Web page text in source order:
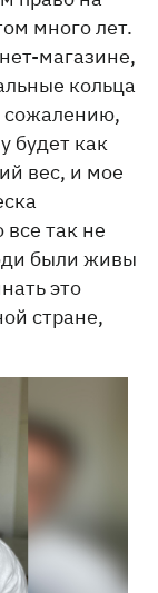
много лет.
магазине,
кольца
сожалению,
будет как
вес, и мое
все так не
были живы
это
стране,